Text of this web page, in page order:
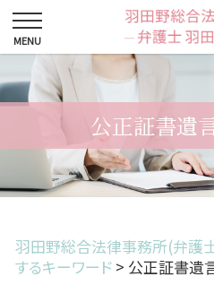
公正証書遺
羽田野総合法律事務所(弁護
するキーワード > 公正証書遺